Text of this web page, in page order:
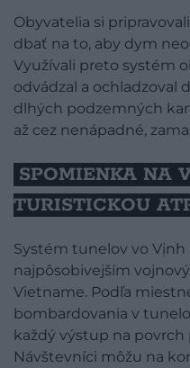
Obyvatelia si
dbať na to, aby dym
Využívali preto systém
odvádzal a
dlhých podzemných
až cez nenápadné,
SPOMIENKA NA
TURISTICKOU
Systém tunelov vo Vịnh
najpôsobivejším
Vietname. Podľa
bombardovania v
každý výstup na povrch
Návštevníci môžu na